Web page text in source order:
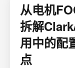
从电机
拆解
用中的配
点